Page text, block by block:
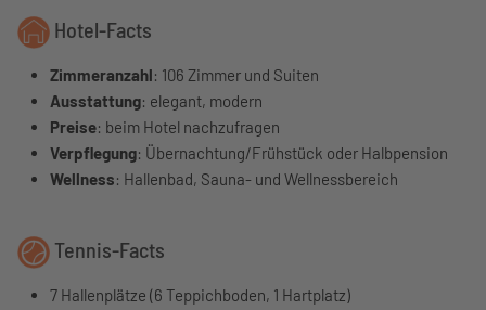
Hotel-Facts
Zimmeranzahl: 106 Zimmer und Suiten
Ausstattung: elegant, modern
Preise: beim Hotel nachzufragen
Verpflegung: Übernachtung/Frühstück oder Halbpension
Wellness: Hallenbad, Sauna- und Wellnessbereich
Tennis-Facts
7 Hallenplätze (6 Teppichboden, 1 Hartplatz)